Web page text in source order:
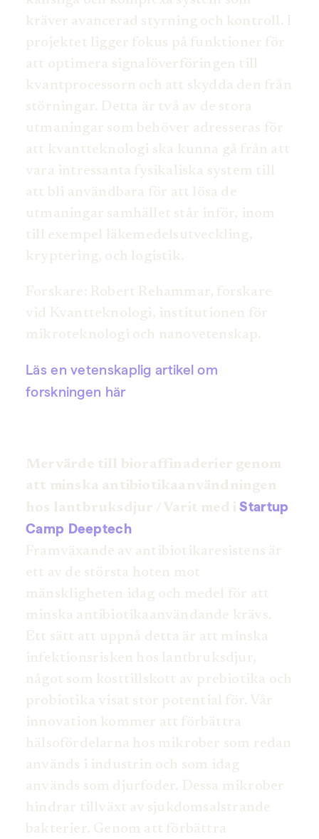
kräver avancerad styrning och kontroll. I
projektet ligger fokus på funktioner för
att optimera signalöverföringen till
kvantprocessorn och att skydda den från
störningar. Detta är två av de stora
utmaningar som behöver adresseras för
att kvantteknologi ska kunna gå från att
vara intressanta fysikaliska system till
att bli användbara för att lösa de
utmaningar samhället står inför, inom
till exempel läkemedelsutveckling,
kryptering, och logistik.
Forskare: Robert Rehammar, forskare
vid Kvantteknologi, institutionen för
mikroteknologi och nanovetenskap.
Läs en vetenskaplig artikel om
forskningen här
Mervärde till bioraffinaderier genom
att minska antibiotikaanvändningen
hos lantbruksdjur / Varit med iStartup
Camp Deeptech
Framväxande av antibiotikaresistens är
ett av de största hoten mot
mänskligheten idag och medel för att
minska antibiotikaanvändande krävs.
Ett sätt att uppnå detta är att minska
infektionsrisken hos lantbruksdjur,
något som kosttillskott av prebiotika och
probiotika visat stor potential för. Vår
innovation kommer att förbättra
hälsofördelarna hos mikrober som redan
används i industrin och som idag
används som djurfoder. Dessa mikrober
hindrar tillväxt av sjukdomsalstrande
bakterier. Genom att förbättra